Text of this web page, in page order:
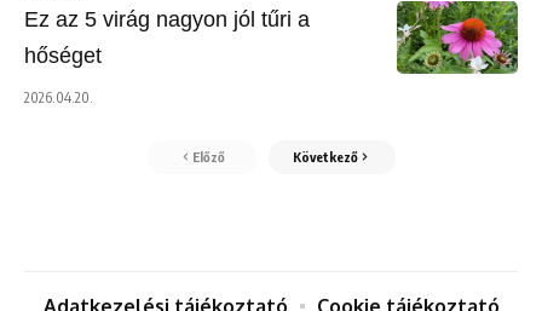
Ez az 5 virág nagyon jól tűri a
hőséget
2026.04.20.
Előző Következő